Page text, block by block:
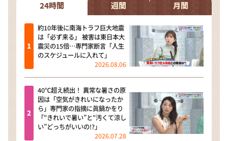
24時間 週間 月間
約10年後に南海トラフ巨大地震
は「必ず来る」 被害は東日本大
震災の15倍…専門家断言「人生
のスケジュールに入れて」
2026.08.06
40℃超え続出！ 異常な暑さの原
因は「空気がきれいになったか
ら」専門家の指摘に眞鍋かをり
「“きれいで暑い”と“汚くて涼し
い”どっちがいいの!?」
2026.07.28